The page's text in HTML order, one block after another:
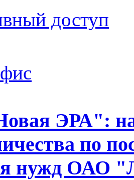
доступ
ЭРА":
по
нужд ОАО